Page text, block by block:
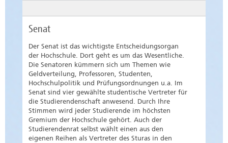
Senat
Der Senat ist das wichtigste Entscheidungsorgan
der Hochschule. Dort geht es um das Wesentliche.
Die Senatoren kümmern sich um Themen wie
Geldverteilung, Professoren, Studenten,
Hochschulpolitik und Prüfungsordnungen u.a. Im
Senat sind vier gewählte studentische Vertreter für
die Studierendenschaft anwesend. Durch Ihre
Stimmen wird jeder Studierende im höchsten
Gremium der Hochschule gehört. Auch der
Studierendenrat selbst wählt einen aus den
eigenen Reihen als Vertreter des Sturas in den